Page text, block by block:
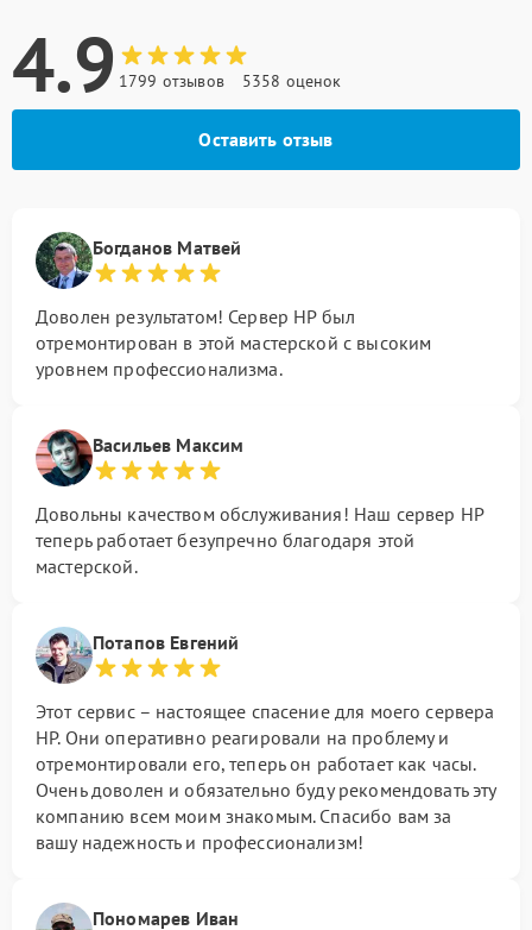
4.9 1799 отзывов 5358 оценок
Оставить отзыв
Богданов Матвей
Доволен результатом! Сервер HP был
отремонтирован в этой мастерской с высоким
уровнем профессионализма.
Васильев Максим
Довольны качеством обслуживания! Наш сервер HP
теперь работает безупречно благодаря этой
мастерской.
Потапов Евгений
Этот сервис – настоящее спасение для моего сервера
HP. Они оперативно реагировали на проблему и
отремонтировали его, теперь он работает как часы.
Очень доволен и обязательно буду рекомендовать эту
компанию всем моим знакомым. Спасибо вам за
вашу надежность и профессионализм!
Пономарев Иван